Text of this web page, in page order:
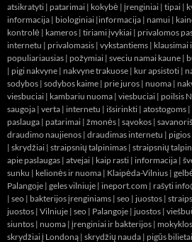
atsikratyti | patarimai | kokybė | įrenginiai | tipai |
informacija | biologiniai |informacija | namui |
kontrolė | kameros | tiriami įvykiai | privalomos
internetu | privalomasis | vykstantiems | klausimai
populiariausias | požymiai | sveciu namai kaune |
| pigi nakvyne | nakvyne trakuose | kur apsistoti |
sodybos | sodybos kaime | prie juros | nuoma |
viesbuciai | kambariu nuoma | viesbuciai | poilsis
saugoja | verta | internetu | išsirinkti | atostogoms |
paslauga | patarimai | žmonės | sąvokos |
draudimo naujienos | draudimas internetu |
| skrydžiai | straipsnių talpinimas | straipsnių
apie paslaugas | atvejai | kaip rasti | informacija |
sunku | kelionės ir nuoma | Klaipėda-Vilnius |
Palangoje | geles vilniuje | ineport.com | rašyti
| seo | bakterijos įrenginiams | seo | juostos |
juostos | Vilniuje | seo | Palangoje | juostos |
siuntos | nuoma | įrenginiai ir bakterijos |
skrydžiai į Londoną | skrydžių nauda | pigūs